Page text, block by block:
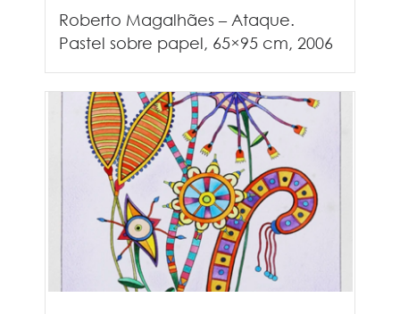
Roberto Magalhães – Ataque.
Pastel sobre papel, 65×95 cm, 2006